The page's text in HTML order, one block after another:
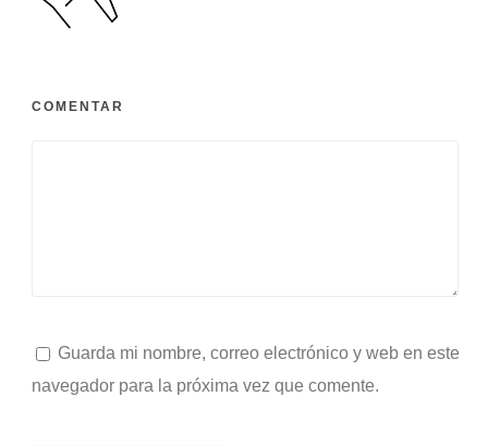
COMENTAR
Guarda mi nombre, correo electrónico y web en este
navegador para la próxima vez que comente.